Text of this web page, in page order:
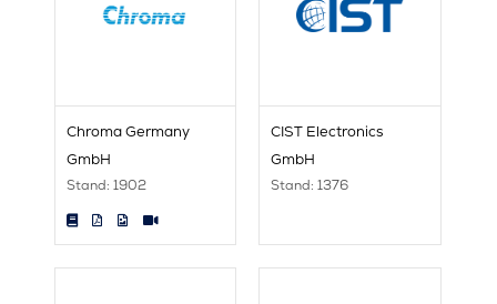
Chroma Germany
GmbH
Stand: 1902
CIST Electronics
GmbH
Stand: 1376